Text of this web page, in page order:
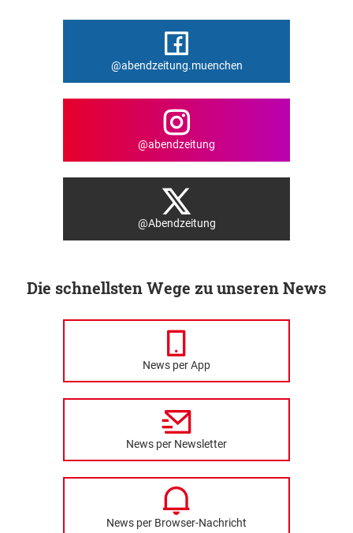
@abendzeitung.muenchen
@abendzeitung
@Abendzeitung
Die schnellsten Wege zu unseren News
News per App
News per Newsletter
News per Browser-Nachricht